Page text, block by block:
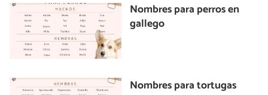
Nombres para perros en
gallego
Nombres para tortugas